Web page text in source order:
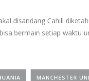
disandang Cahill
bermain setiap waktu
MANCHESTER